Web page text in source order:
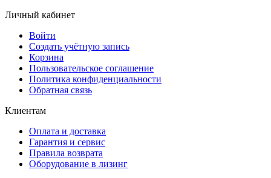
Личный кабинет
Войти
Создать учётную запись
Корзина
Пользовательское соглашение
Политика конфиденциальности
Обратная связь
Клиентам
Оплата и доставка
Гарантия и сервис
Правила возврата
Оборудование в лизинг